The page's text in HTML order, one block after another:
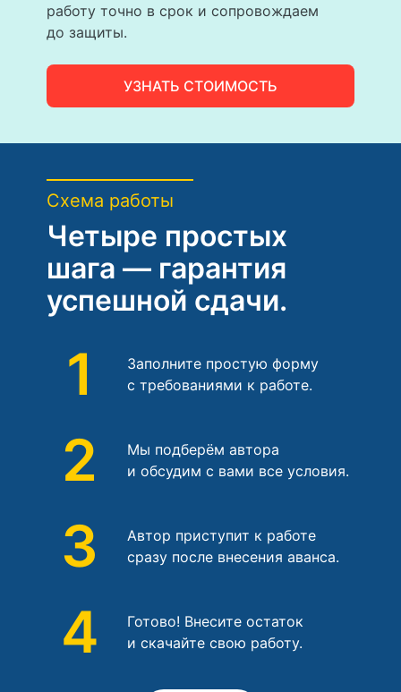
работу точно в срок и сопровождаем
до защиты.
УЗНАТЬ СТОИМОСТЬ
Схема работы
Четыре простых
шага — гарантия
успешной сдачи.
1
Заполните простую форму
с требованиями к работе.
2
Мы подберём автора
и обсудим с вами все условия.
3
Автор приступит к работе
сразу после внесения аванса.
4
Готово! Внесите остаток
и скачайте свою работу.